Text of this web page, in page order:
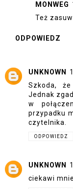
MONWEG
Też
ODPOWIEDZ
UNKNOWN
Szkoda,
Jednak
w
przypadku
czytelnika.
ODPOWIEDZ
UNKNOWN
ciekawi